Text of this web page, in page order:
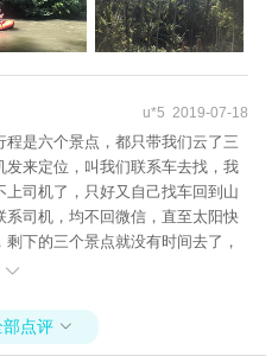
u*5 2019-07-18
是六个景点，都只带我们云了三
来定位，叫我们联系车去找，我
司机了，只好又自己找车回到山
司机，均不回微信，直至太阳快
下的三个景点就没有时间去了，
了去哪儿网七八次，去哪儿网都
服听了一会儿，那头显示通话继
教训呀。

点评 